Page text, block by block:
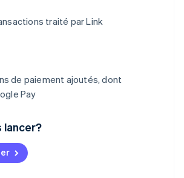
traité par Link
de paiement ajoutés, dont
Pay
lancer?